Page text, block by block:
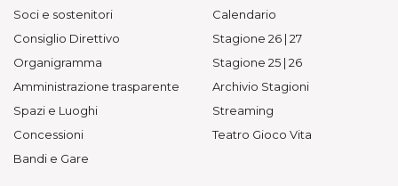
Soci e sostenitori
Consiglio Direttivo
Organigramma
Amministrazione trasparente
Spazi e Luoghi
Concessioni
Bandi e Gare
Calendario
Stagione 26 | 27
Stagione 25 | 26
Archivio Stagioni
Streaming
Teatro Gioco Vita